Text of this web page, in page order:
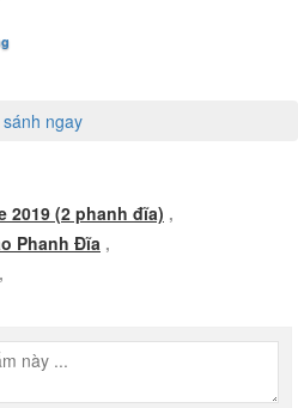
ngay
2019 (2 phanh đĩa) ,
Phanh Đĩa ,
,